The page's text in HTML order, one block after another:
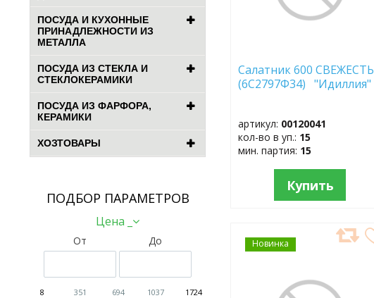
ПОСУДА И КУХОННЫЕ
ПРИНАДЛЕЖНОСТИ ИЗ
МЕТАЛЛА
ПОСУДА ИЗ СТЕКЛА И
СТЕКЛОКЕРАМИКИ
ПОСУДА ИЗ ФАРФОРА,
КЕРАМИКИ
ХОЗТОВАРЫ
ПОДБОР ПАРАМЕТРОВ
Цена _
От До
8 351 694 1037 1724
Салатник 600 СВЕЖЕСТЬ
(6С2797Ф34) "Идиллия"
артикул: 00120041
кол-во в уп.: 15
мин. партия: 15
Купить
Новинка
ДОБАВИТЬ
В